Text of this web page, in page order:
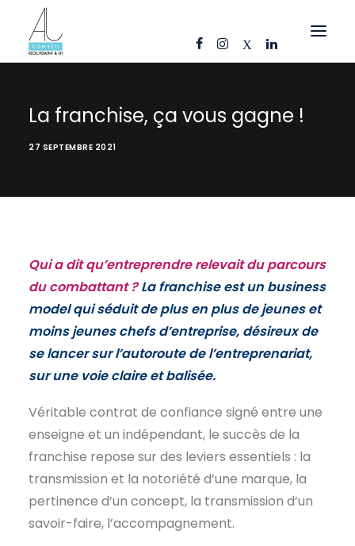
CANDIDATS
ENTREPRISES
ACTUS
CONTACT
FR
EN
La franchise, ça vous gagne !
27 SEPTEMBRE 2021
Qui a dit qu’entreprendre relevait du parcours
du combattant ?La franchise est un business
model qui séduit de plus en plus de jeunes et
moins jeunes chefs d’entreprise, désireux de
se lancer sur l’autoroute de l’entreprenariat,
sur une voie claire et balisée.
Véritable contrat de confiance signé entre une
enseigne et un indépendant, le succès de la
franchise repose sur des leviers essentiels : la
transmission et la notoriété d’une marque, la
pertinence d’un concept, la transmission d’un
savoir-faire, l’accompagnement.